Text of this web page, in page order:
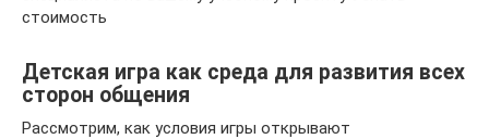
стоимость
Детская игра как среда для развития всех
сторон общения
Рассмотрим, как условия игры открывают